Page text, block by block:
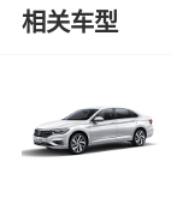
相关车型